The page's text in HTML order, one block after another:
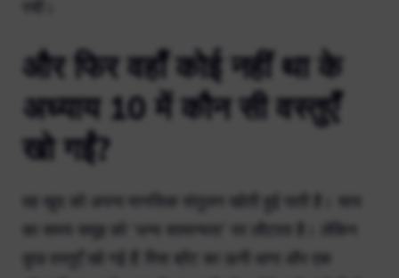
और फिर वहाँ कोई नहीं था के
अध्याय 10 में कौन सी वस्तुएँ
खो गईं?
वह खुद को अपना मानसिक संतुलन खोती हुई पाती है। चाय
का समय समूह को “धन्य सामान्यता” पर लौटाता है। लेकिन
कुछ वस्तुएँ खो गई हैं: मिस ब्रेंट का ऊनी धागा और एक